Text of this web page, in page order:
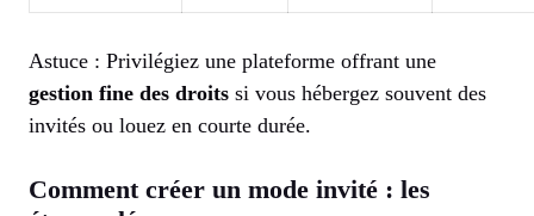
Astuce : Privilégiez une plateforme offrant une
gestion fine des droits si vous hébergez souvent des
invités ou louez en courte durée.
Comment créer un mode invité : les